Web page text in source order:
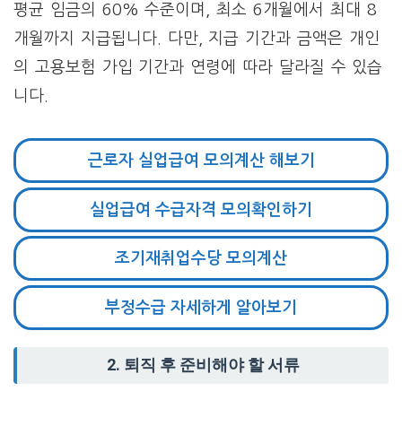
평균 임금의 60% 수준이며, 최소 6개월에서 최대 8
개월까지 지급됩니다. 다만, 지급 기간과 금액은 개인
의 고용보험 가입 기간과 연령에 따라 달라질 수 있습
니다.
근로자 실업급여 모의계산 해보기
실업급여 수급자격 모의확인하기
조기재취업수당 모의계산
부정수급 자세하게 알아보기
2. 퇴직 후 준비해야 할 서류